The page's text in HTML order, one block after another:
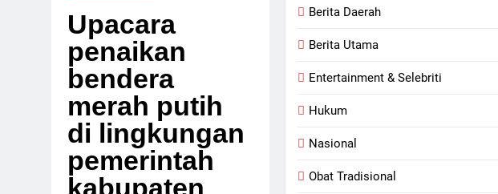
Tegaskan Komitmen Polres Batu
Upacara
penaikan
bendera
merah putih
di lingkungan
pemerintah
kabupaten
Berita Daerah
Berita Utama
Entertainment & Selebriti
Hukum
Nasional
Obat Tradisional